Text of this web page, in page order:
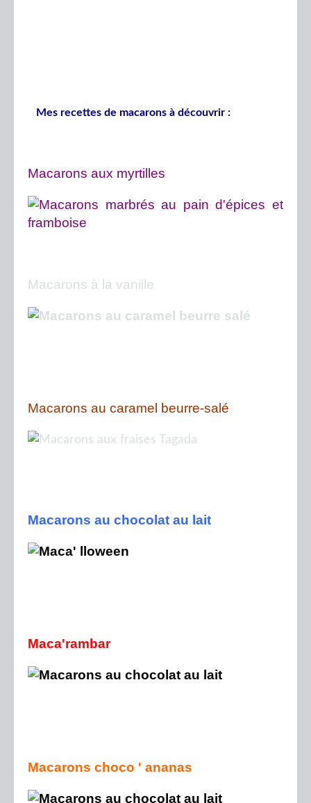
Mes recettes de macarons à découvrir :
Macarons aux myrtilles
Macarons à la vanille
Macarons au caramel beurre-salé
Macarons au chocolat au lait
Maca'rambar
Macarons choco ' ananas